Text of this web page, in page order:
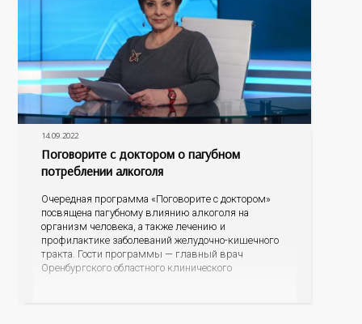
14.09.2022
Поговорите с доктором о пагубном
потреблении алкоголя
Очередная программа «Поговорите с доктором»
посвящена пагубному влиянию алкоголя на
организм человека, а также лечению и
профилактике заболеваний желудочно-кишечного
тракта. Гости программы — главный врач
Оренбургского областного клинического